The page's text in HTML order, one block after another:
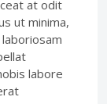
at odit
ut minima,
labore